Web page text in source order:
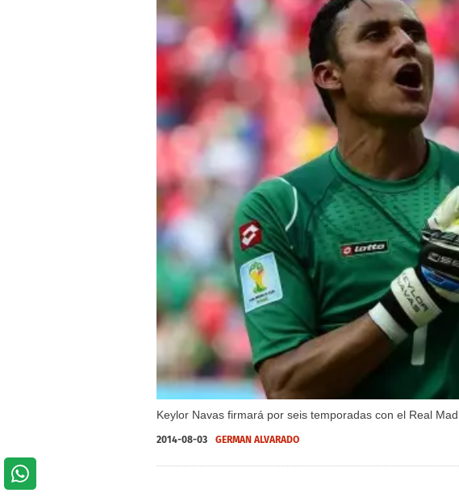
Keylor Navas firmará por seis temporadas con el Real
2014-08-03 GERMAN ALVARADO